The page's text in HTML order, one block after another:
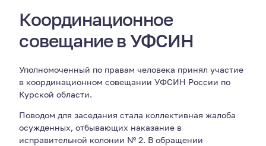
Координационное
совещание в УФСИН
Уполномоченный по правам человека принял участие
в координационном совещании УФСИН России по
Курской области.
Поводом для заседания стала коллективная жалоба
осужденных, отбывающих наказание в
исправительной колонии № 2. В обращении